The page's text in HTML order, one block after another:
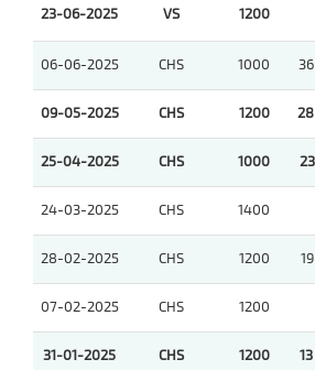
23-06-2025 VS 1200
06-06-2025 CHS 1000
09-05-2025 CHS 1200
25-04-2025 CHS 1000
24-03-2025 CHS 1400
28-02-2025 CHS 1200
07-02-2025 CHS 1200
31-01-2025 CHS 1200